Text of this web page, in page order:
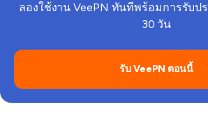
ลองใช้งาน VeePN ทันทีพร้อมการรับป
30 วัน
รับ VeePN ตอนนี้